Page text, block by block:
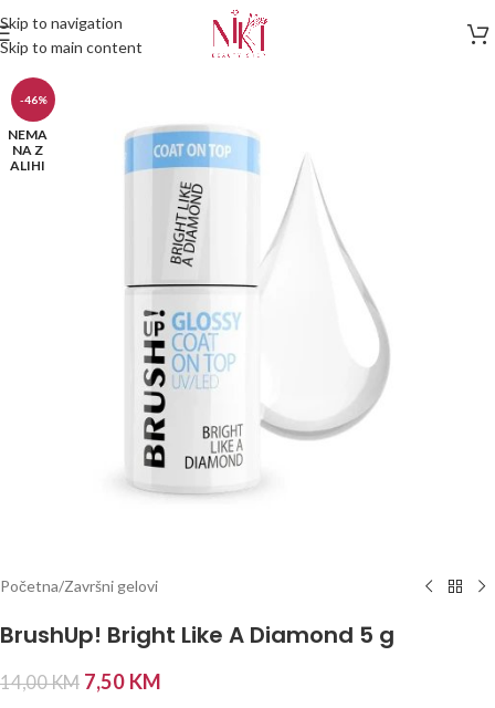
Skip to navigation
Skip to main content
-46%
NEMA
NA Z
ALIHI
Početna/Završni gelovi
BrushUp! Bright Like A Diamond 5 g
14,00KM 7,50 KM